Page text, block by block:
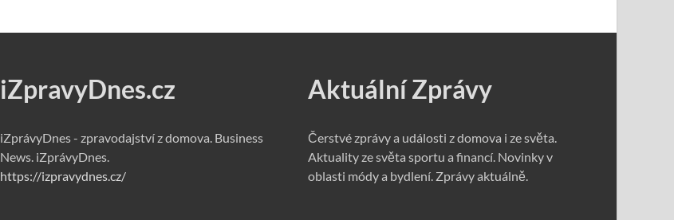
iZpravyDnes.cz
iZprávyDnes - zpravodajství z domova. Business
News. iZprávyDnes.
https://izpravydnes.cz/
Aktuální Zprávy
Čerstvé zprávy a události z domova i ze světa.
Aktuality ze světa sportu a financí. Novinky v
oblasti módy a bydlení. Zprávy aktuálně.